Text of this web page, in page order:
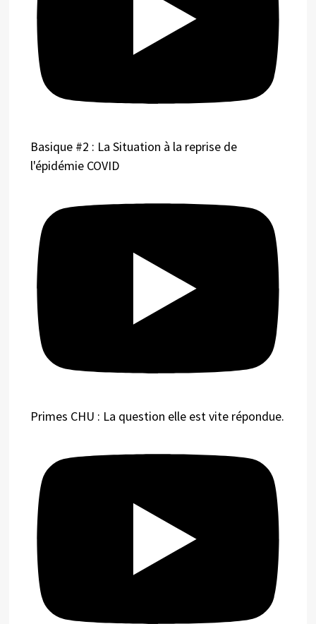
Basique #2 : La Situation à la reprise de
l'épidémie COVID
Primes CHU : La question elle est vite répondue.